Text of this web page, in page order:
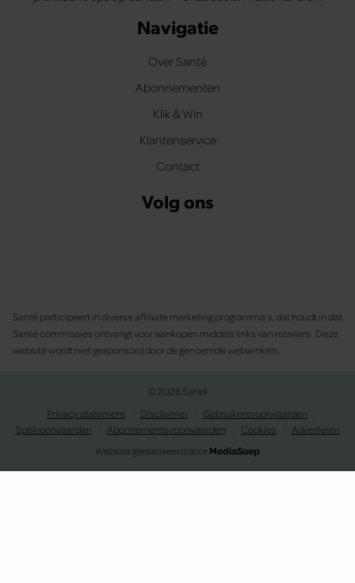
Navigatie
Over Santé
Abonnementen
Klik & Win
Klantenservice
Contact
Volg ons
Santé participeert in diverse affiliate marketing programma’s, dat houdt in dat
Santé commissies ontvangt voor aankopen middels links van retailers. Deze
website wordt niet gesponsord door de genoemde webwinkels.
© 2026 Santé
Privacy statement
Disclaimer
Gebruikersvoorwaarden
Spelvoorwaarden
Abonnementsvoorwaarden Cookies
Adverteren
Website gerealiseerd doorMediaSoep